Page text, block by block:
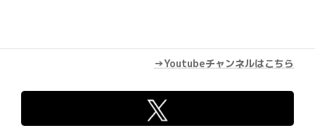
→Youtubeチャンネルはこちら